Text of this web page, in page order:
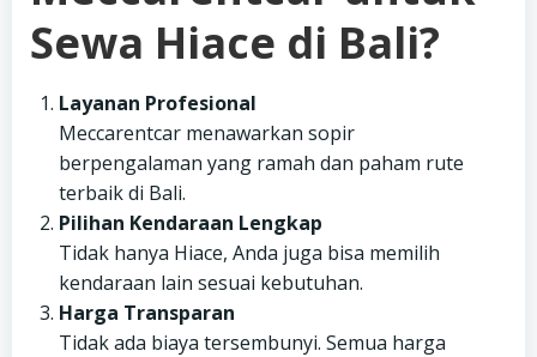
Sewa Hiace di Bali?
Layanan Profesional
Meccarentcar menawarkan sopir
berpengalaman yang ramah dan paham rute
terbaik di Bali.
Pilihan Kendaraan Lengkap
Tidak hanya Hiace, Anda juga bisa memilih
kendaraan lain sesuai kebutuhan.
Harga Transparan
Tidak ada biaya tersembunyi. Semua harga